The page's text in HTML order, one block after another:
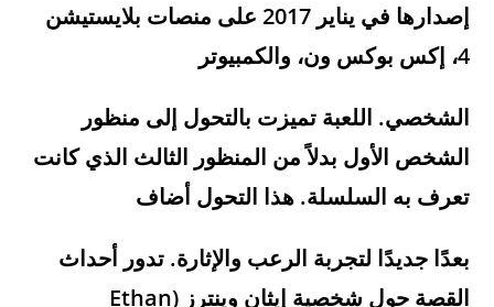
إصدارها في يناير 2017 على منصات بلايستيشن
4، إكس بوكس ون، والكمبيوتر
الشخصي. اللعبة تميزت بالتحول إلى منظور
الشخص الأول بدلاً من المنظور الثالث الذي كانت
تعرف به السلسلة. هذا التحول أضاف
بعدًا جديدًا لتجربة الرعب والإثارة. تدور أحداث
القصة حول شخصية إيثان وينترز (Ethan